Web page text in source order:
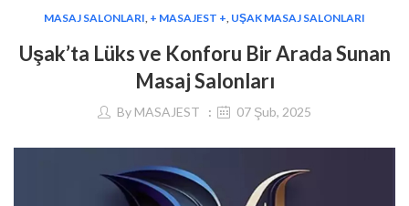
MASAJ SALONLARI, + MASAJEST +, UŞAK MASAJ SALONLARI
Uşak’ta Lüks ve Konforu Bir Arada Sunan
Masaj Salonları
By MASAJEST 07 Şub, 2025